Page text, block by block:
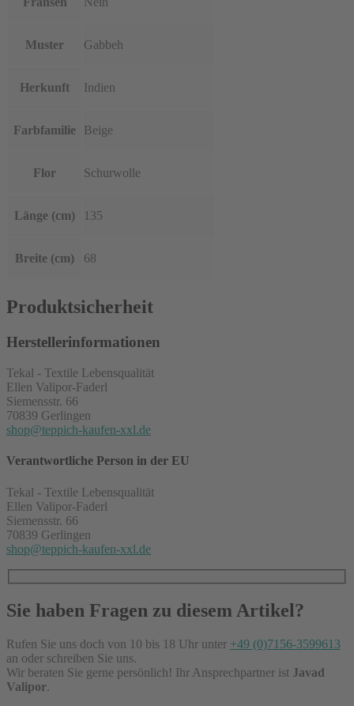
Muster Gabbeh
Herkunft Indien
Farbfamilie Beige
Flor Schurwolle
Länge (cm) 135
Breite (cm) 68
Produktsicherheit
Herstellerinformationen
Tekal - Textile Lebensqualität
Ellen Valipor-Faderl
Siemensstr. 66
70839 Gerlingen
shop@teppich-kaufen-xxl.de
Verantwortliche Person in der EU
Tekal - Textile Lebensqualität
Ellen Valipor-Faderl
Siemensstr. 66
70839 Gerlingen
shop@teppich-kaufen-xxl.de
Sie haben Fragen zu diesem Artikel?
Rufen Sie uns doch von 10 bis 18 Uhr unter +49 (0)7156-3599613
an oder schreiben Sie uns.
Wir beraten Sie gerne persönlich! Ihr Ansprechpartner ist Javad
Valipor.